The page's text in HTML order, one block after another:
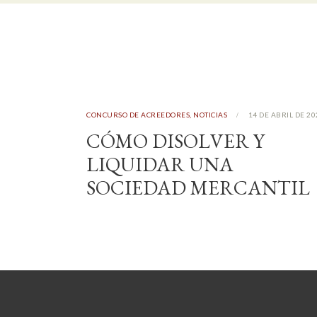
CONCURSO DE ACREEDORES NOTICIAS 14 DE ABRIL DE
CÓMO DISOLVER Y
LIQUIDAR UNA
SOCIEDAD MERCANTIL